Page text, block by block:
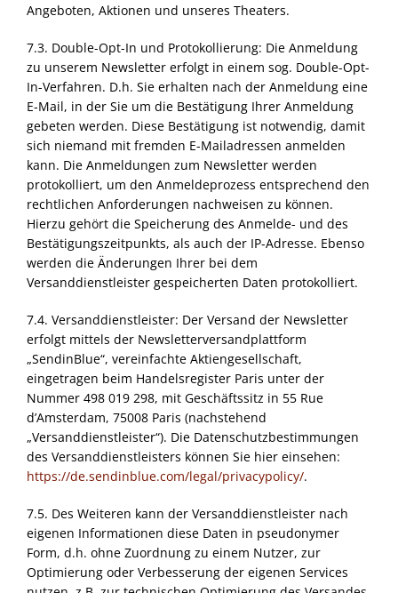
Angeboten, Aktionen und unseres Theaters.
7.3. Double-Opt-In und Protokollierung: Die Anmeldung
zu unserem Newsletter erfolgt in einem sog. Double-Opt-
In-Verfahren. D.h. Sie erhalten nach der Anmeldung eine
E-Mail, in der Sie um die Bestätigung Ihrer Anmeldung
gebeten werden. Diese Bestätigung ist notwendig, damit
sich niemand mit fremden E-Mailadressen anmelden
kann. Die Anmeldungen zum Newsletter werden
protokolliert, um den Anmeldeprozess entsprechend den
rechtlichen Anforderungen nachweisen zu können.
Hierzu gehört die Speicherung des Anmelde- und des
Bestätigungszeitpunkts, als auch der IP-Adresse. Ebenso
werden die Änderungen Ihrer bei dem
Versanddienstleister gespeicherten Daten protokolliert.
7.4. Versanddienstleister: Der Versand der Newsletter
erfolgt mittels der Newsletterversandplattform
„SendinBlue“, vereinfachte Aktiengesellschaft,
eingetragen beim Handelsregister Paris unter der
Nummer 498 019 298, mit Geschäftssitz in 55 Rue
d’Amsterdam, 75008 Paris (nachstehend
„Versanddienstleister“). Die Datenschutzbestimmungen
des Versanddienstleisters können Sie hier einsehen:
https://de.sendinblue.com/legal/privacypolicy/.
7.5. Des Weiteren kann der Versanddienstleister nach
eigenen Informationen diese Daten in pseudonymer
Form, d.h. ohne Zuordnung zu einem Nutzer, zur
Optimierung oder Verbesserung der eigenen Services